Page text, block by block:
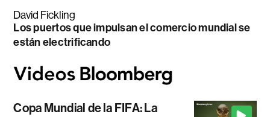
David Fickling
Los puertos que impulsan el comercio mundial se
están electrificando
Copa Mundial de la FIFA: La